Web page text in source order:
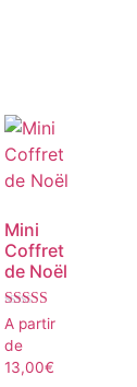
Mini
Coffret
de Noël
Note
5.00
sur 5
A partir
de
13,00€